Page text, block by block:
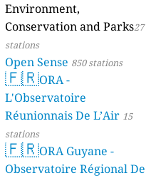
Environment,
Conservation and Parks27
stations
Open Sense 850 stations
🇫🇷ORA -
L'Observatoire
Réunionnais De L’Air 15
stations
🇫🇷ORA Guyane -
Observatoire Régional De